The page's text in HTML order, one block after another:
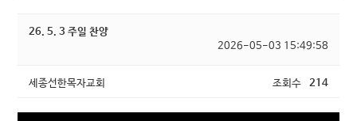
26. 5. 3 주일 찬양
2026-05-03 15:49:58
세종선한목자교회 조회수 214